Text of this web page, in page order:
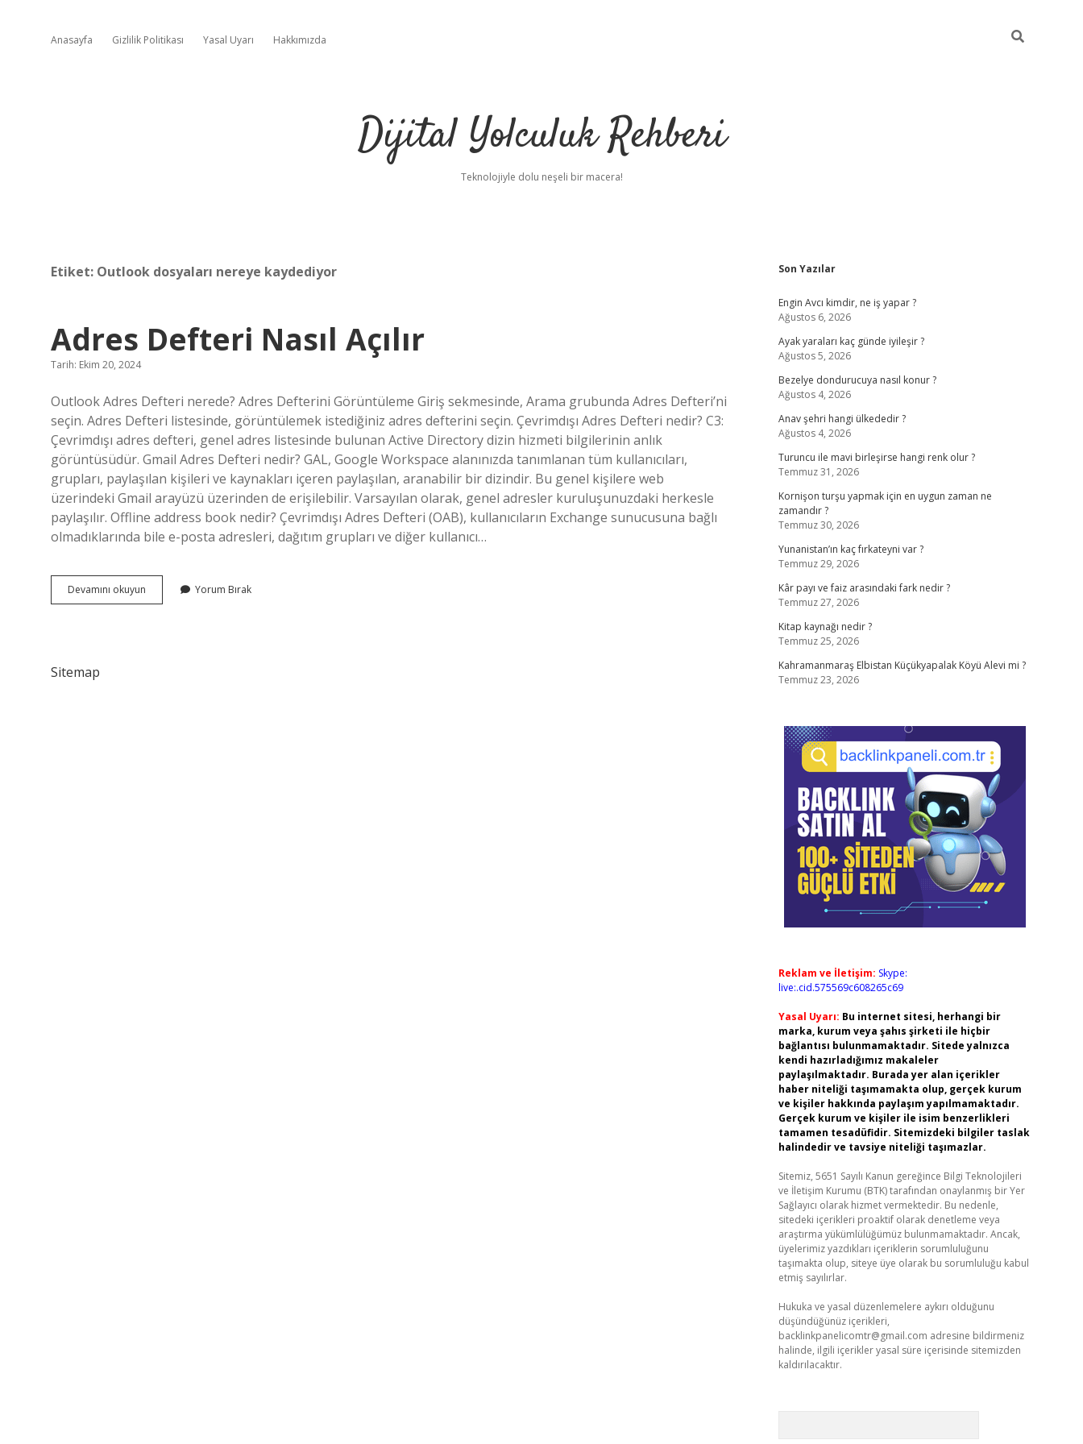
Anasayfa Gizlilik Politikası Yasal Uyarı Hakkımızda
Dijital Yolculuk Rehberi
Teknolojiyle dolu neşeli bir macera!
Etiket: Outlook dosyaları nereye kaydediyor
Adres Defteri Nasıl Açılır
Tarih: Ekim 20, 2024
Outlook Adres Defteri nerede? Adres Defterini Görüntüleme Giriş sekmesinde, Arama grubunda Adres Defteri’ni
seçin. Adres Defteri listesinde, görüntülemek istediğiniz adres defterini seçin. Çevrimdışı Adres Defteri nedir? C3:
Çevrimdışı adres defteri, genel adres listesinde bulunan Active Directory dizin hizmeti bilgilerinin anlık
görüntüsüdür. Gmail Adres Defteri nedir? GAL, Google Workspace alanınızda tanımlanan tüm kullanıcıları,
grupları, paylaşılan kişileri ve kaynakları içeren paylaşılan, aranabilir bir dizindir. Bu genel kişilere web
üzerindeki Gmail arayüzü üzerinden de erişilebilir. Varsayılan olarak, genel adresler kuruluşunuzdaki herkesle
paylaşılır. Offline address book nedir? Çevrimdışı Adres Defteri (OAB), kullanıcıların Exchange sunucusuna bağlı
olmadıklarında bile e-posta adresleri, dağıtım grupları ve diğer kullanıcı…
Devamını okuyun
Defteri
Yorum Bırak
Sitemap
Sidebar
Son Yazılar
Engin Avcı kimdir, ne iş yapar ?
Ağustos 6, 2026
Ayak yaraları kaç günde iyileşir ?
Ağustos 5, 2026
Bezelye dondurucuya nasıl konur ?
Ağustos 4, 2026
Anav şehri hangi ülkededir ?
Ağustos 4, 2026
Turuncu ile mavi birleşirse hangi renk olur ?
Temmuz 31, 2026
Kornişon turşu yapmak için en uygun zaman ne
zamandır ?
Temmuz 30, 2026
Yunanistan’ın kaç fırkateyni var ?
Temmuz 29, 2026
Kâr payı ve faiz arasındaki fark nedir ?
Temmuz 27, 2026
Kitap kaynağı nedir ?
Temmuz 25, 2026
Kahramanmaraş Elbistan Küçükyapalak Köyü Alevi mi ?
Temmuz 23, 2026
Reklam ve İletişim: Skype:
live:.cid.575569c608265c69
Yasal Uyarı: Bu internet sitesi, herhangi bir
marka, kurum veya şahıs şirketi ile hiçbir
bağlantısı bulunmamaktadır. Sitede yalnızca
kendi hazırladığımız makaleler
paylaşılmaktadır. Burada yer alan içerikler
haber niteliği taşımamakta olup, gerçek kurum
ve kişiler hakkında paylaşım yapılmamaktadır.
Gerçek kurum ve kişiler ile isim benzerlikleri
tamamen tesadüfidir. Sitemizdeki bilgiler taslak
halindedir ve tavsiye niteliği taşımazlar.
Sitemiz, 5651 Sayılı Kanun gereğince Bilgi Teknolojileri
ve İletişim Kurumu (BTK) tarafından onaylanmış bir Yer
Sağlayıcı olarak hizmet vermektedir. Bu nedenle,
sitedeki içerikleri proaktif olarak denetleme veya
araştırma yükümlülüğümüz bulunmamaktadır. Ancak,
üyelerimiz yazdıkları içeriklerin sorumluluğunu
taşımakta olup, siteye üye olarak bu sorumluluğu kabul
etmiş sayılırlar.
Hukuka ve yasal düzenlemelere aykırı olduğunu
düşündüğünüz içerikleri,
backlinkpanelicomtr@gmail.com adresine bildirmeniz
halinde, ilgili içerikler yasal süre içerisinde sitemizden
kaldırılacaktır.